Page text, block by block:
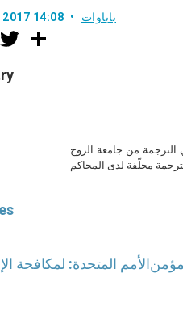
2017 14:08 باباوات
F
a w
من جامعة الروح
محلّفة لدى المحاكم
الأمم المتحدة: لمكافحة